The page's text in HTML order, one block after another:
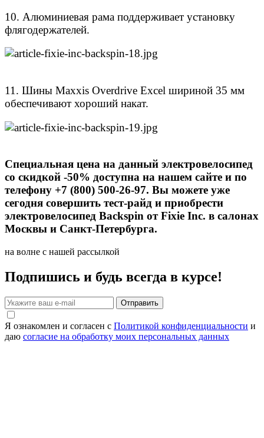
10. Алюминиевая рама поддерживает установку
флягодержателей.
11. Шины Maxxis Overdrive Excel шириной 35 мм
обеспечивают хороший накат.
Специальная цена на данный электровелосипед
со скидкой -50% доступна на нашем сайте и по
телефону +7 (800) 500-26-97. Вы можете уже
сегодня совершить тест-райд и приобрести
электровелосипед Backspin от Fixie Inc. в салонах
Москвы и Санкт-Петербурга.
на волне с нашей рассылкой
Подпишись и будь всегда в курсе!
Отправить
Я ознакомлен и согласен с Политикой конфиденциальности и
даю согласие на обработку моих персональных данных